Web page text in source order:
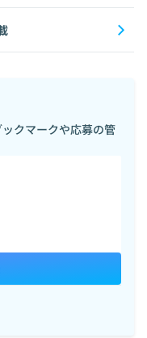
クマークや応募の管